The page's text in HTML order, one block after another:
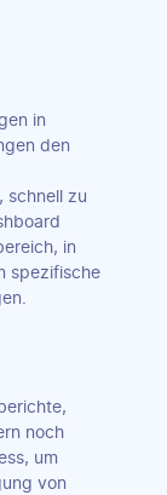
in
den
schnell zu
in
spezifische
noch
um
von